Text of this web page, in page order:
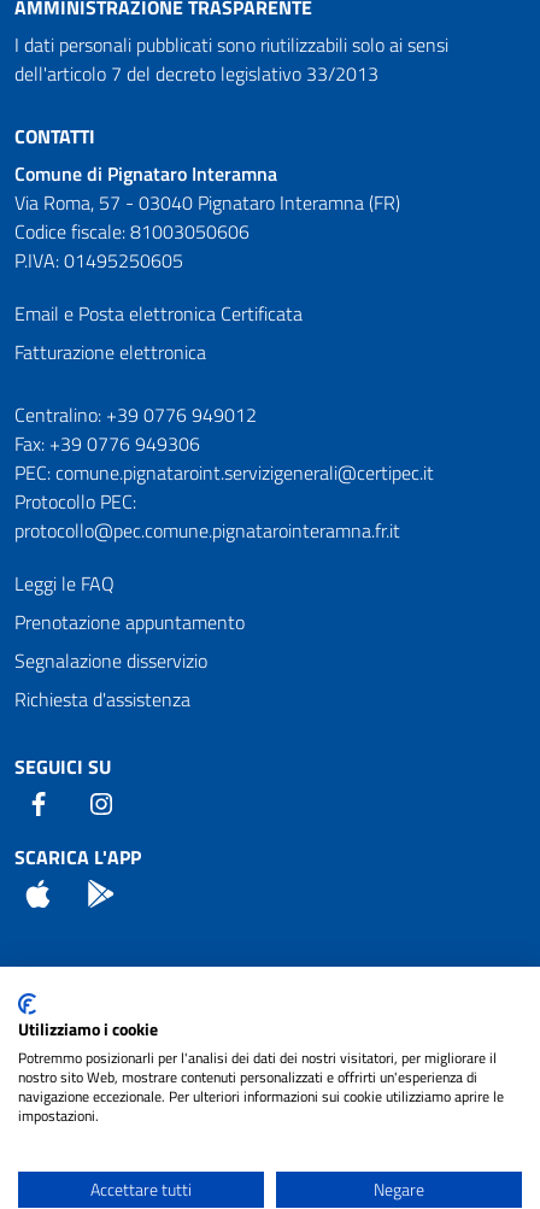
AMMINISTRAZIONE TRASPARENTE
I dati personali pubblicati sono riutilizzabili solo ai sensi
dell'articolo 7 del decreto legislativo 33/2013
CONTATTI
Comune di Pignataro Interamna
Via Roma, 57 - 03040 Pignataro Interamna (FR)
Codice fiscale: 81003050606
P.IVA: 01495250605
Email e Posta elettronica Certificata
Fatturazione elettronica
Numeri utili
Centralino: +39 0776 949012
Fax: +39 0776 949306
PEC: comune.pignataroint.servizigenerali@certipec.it
Protocollo PEC:
protocollo@pec.comune.pignatarointeramna.fr.it
Leggi le FAQ
Prenotazione appuntamento
Segnalazione disservizio
Richiesta d'assistenza
SEGUICI SU
Facebook
SCARICA L'APP
App Store
Attuazione Misure PNRR
Piano di miglioramento del sito
Note legali
cura diNET SMART
Utilizziamo i cookie
Potremmo posizionarli per l'analisi dei dati dei nostri visitatori, per migliorare il
nostro sito Web, mostrare contenuti personalizzati e offrirti un'esperienza di
navigazione eccezionale. Per ulteriori informazioni sui cookie utilizziamo aprire le
impostazioni.
Accettare tutti Negare